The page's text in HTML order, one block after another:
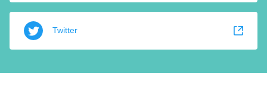
Twitter